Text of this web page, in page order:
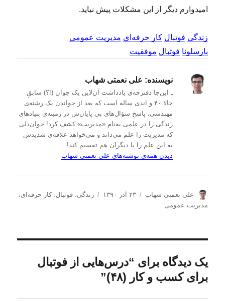
امیدوارم دیگر از این مشکلات پیش نیاید.
زندگی فوتبال کار حرفه‌ای مدیریت عمومی
بارسلونا فوتبال موفقیت
نویسنده: علی نعمتی شهاب
ـ این‌جا دفترچه‌ی یادداشت‌ آن‌لاین یک جوان (!؟) سابقِ
حالا ۴۰ و اندی ساله است که بعد از خواندن یک رشته‌ی
مهندسی، پاسخ سؤال‌های بی پایان‌ش در زمینه‌ی بنیادهای
زندگی را در علمی به‌نام «مدیریت» کشف کرد! جوان‌دلی
که مدیریت را علم می‌داند و می‌خواهد علاقه‌ی شدیدش
به این علم را با دیگران هم تقسیم کند!
دیدن همه‌ی نوشته‌های علی نعمتی شهاب
ن
و
علی نعمتی شهاب
ا
د
د
۲۳ آذر ۱۳۹۰
دزندگی،فوتبال،کار حرفه‌ای،
مدیریت عمومی
یک دیدگاه برای “درس‌هایی از فوتبال
برای کسب و کار (۴۸)”